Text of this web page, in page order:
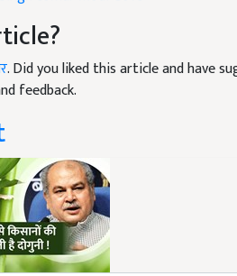
. Did you liked this article and have
feedback.